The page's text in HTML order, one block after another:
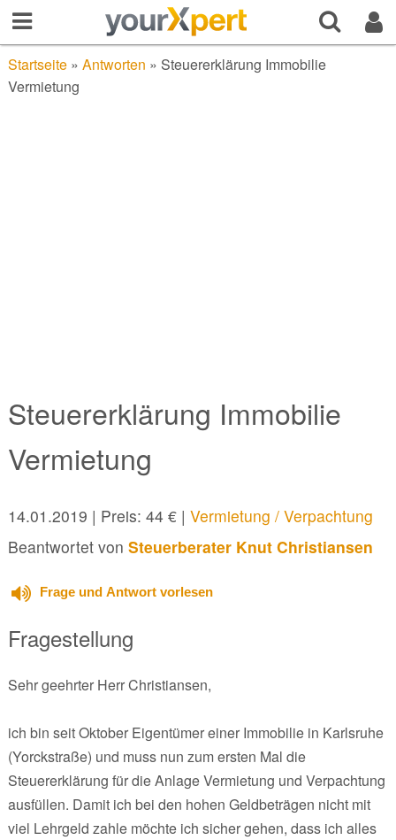
Startseite» Antworten » Steuererklärung Immobilie
Vermietung
Steuererklärung Immobilie
Vermietung
14.01.2019 | Preis: 44 € | Vermietung / Verpachtung
Beantwortet von Steuerberater Knut Christiansen
Frage und Antwort vorlesen
Fragestellung
Sehr geehrter Herr Christiansen,
ich bin seit Oktober Eigentümer einer Immobilie in Karlsruhe
(Yorckstraße) und muss nun zum ersten Mal die
Steuererklärung für die Anlage Vermietung und Verpachtung
ausfüllen. Damit ich bei den hohen Geldbeträgen nicht mit
viel Lehrgeld zahle möchte ich sicher gehen, dass ich alles